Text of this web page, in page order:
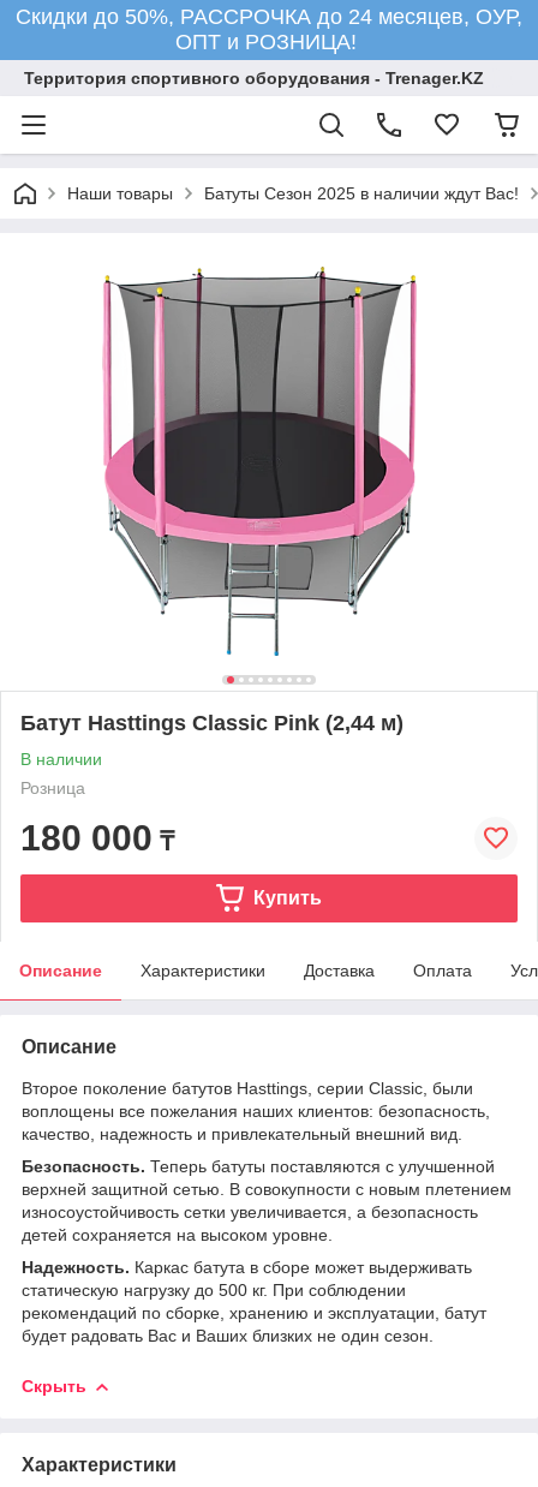
Скидки до 50%, РАССРОЧКА до 24 месяцев, ОУР,
ОПТ и РОЗНИЦА!
Территория спортивного оборудования - Trenager.KZ
Наши товары Батуты Сезон 2025 в наличии ждут Вас!
Батут Hasttings Classic Pink (2,44 м)
В наличии
Розница
180 000 ₸
Купить
Описание Характеристики Доставка Оплата
Описание
Второе поколение батутов Hasttings, серии Classic, были
воплощены все пожелания наших клиентов: безопасность,
качество, надежность и привлекательный внешний вид.
Безопасность. Теперь батуты поставляются с улучшенной
верхней защитной сетью. В совокупности с новым плетением
износоустойчивость сетки увеличивается, а безопасность
детей сохраняется на высоком уровне.
Надежность. Каркас батута в сборе может выдерживать
статическую нагрузку до 500 кг. При соблюдении
рекомендаций по сборке, хранению и эксплуатации, батут
будет радовать Вас и Ваших близких не один сезон.
Скрыть
Характеристики